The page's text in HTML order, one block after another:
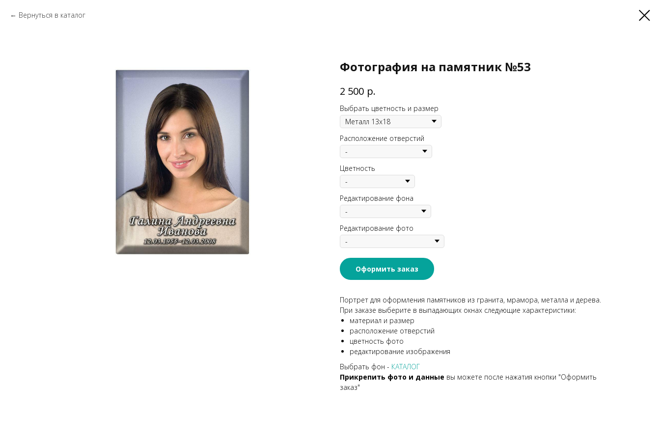
Вернуться в каталог
Фотография на памятник №53
2 500 р.
Выбрать цветность и размер
Расположение отверстий
Цветность
Редактирование фона
Редактирование фото
Оформить заказ
Портрет для оформления памятников из гранита, мрамора, металла и дерева.
При заказе выберите в выпадающих окнах следующие характеристики:
материал и размер
расположение отверстий
цветность фото
редактирование изображения
Выбрать фон - КАТАЛОГ
Прикрепить фото и данные вы можете после нажатия кнопки "Оформить
заказ"